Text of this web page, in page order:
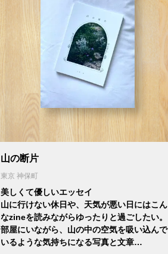
山の断片
東京 神保町
美しくて優しいエッセイ
山に行けない休日や、天気が悪い日にはこん
なzineを読みながらゆったりと過ごしたい。
部屋にいながら、山の中の空気を吸い込んで
いるような気持ちになる写真と文章…